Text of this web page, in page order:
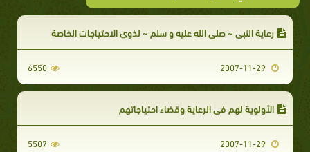
رعاية النبي ~ صلى الله عليه و سلم ~ لذوي الاحتياجات الخاصة
6550
الأولوية لهم في الرعاية وقضاء احتياجاتهم
5507